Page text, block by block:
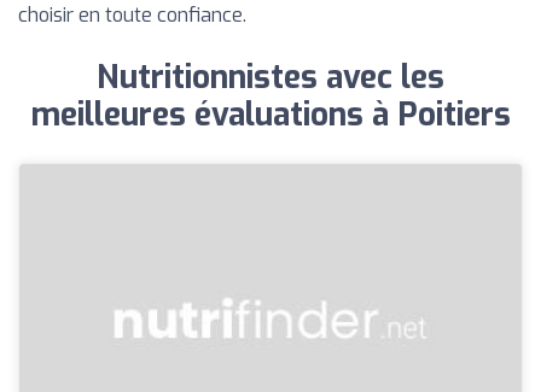
choisir en toute confiance.
Nutritionnistes avec les
meilleures évaluations à Poitiers